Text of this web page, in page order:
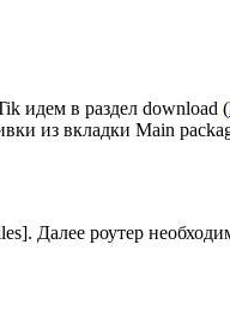
идем в раздел download (
из вкладки Main
Далее роутер